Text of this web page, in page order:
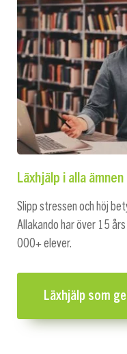
Läxhjälp i alla ämnen
Slipp stressen och höj
Allakando har över 15
000+ elever.
Läxhjälp som